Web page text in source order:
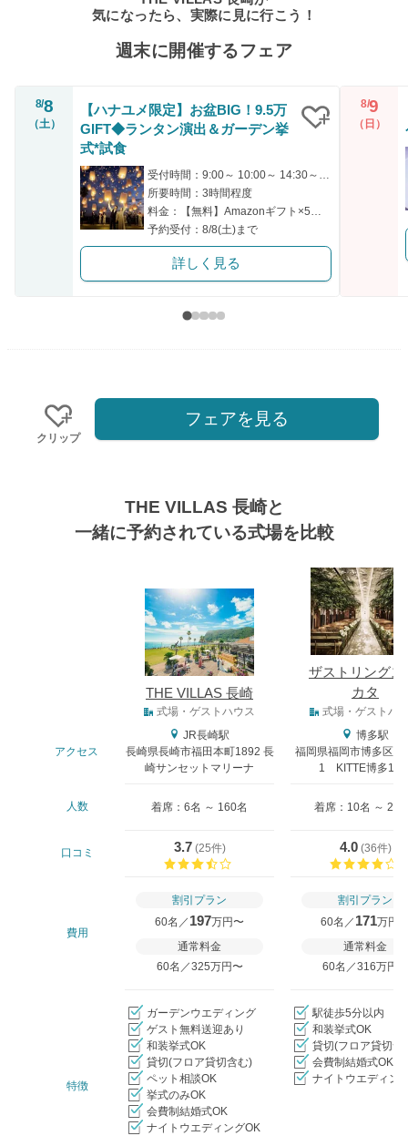
気になったら、実際に見に行こう！
週末に開催するフェア
8/8
（土）
【ハナユメ限定】お盆BIG！9.5万
GIFT◆ランタン演出＆ガーデン挙
式*試食
受付時間：9:00～ 10:00～ 14:30～ 15:30～
所要時間：3時間程度
料金：【無料】Amazonギフト×5万相当豪華フルコース試食
予約受付：8/8(土)まで
詳しく見る
8/9
（日）
クリップ
フェアを見る
THE VILLAS 長崎と
一緒に予約されている式場を比較
THE VILLAS 長崎
ザストリングス
カタ
式場・ゲストハウス 式場・ゲストハ
アクセス
JR長崎駅
長崎県長崎市福田本町1892 長
崎サンセットマリーナ
博多駅
福岡県福岡市博多区中
1 KITTE博多11
人数 着席：6名 ～ 160名 着席：10名 ～ 200
口コミ 3.7(25件)
4.0(36件)
費用
割引プラン
60名／ 197万円〜
通常料金
60名／325万円〜
割引プラン
60名／ 171万円
通常料金
60名／316万円〜
特徴
ガーデンウエディング
ゲスト無料送迎あり
和装挙式OK
貸切(フロア貸切含む)
ペット相談OK
挙式のみOK
会費制結婚式OK
ナイトウエディングOK
駅徒歩5分以内
和装挙式OK
貸切(フロア貸切含
会費制結婚式OK
ナイトウエディン